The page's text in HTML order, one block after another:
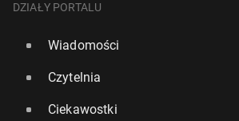
DZIAŁY PORTALU
Wiadomości
Czytelnia
Ciekawostki